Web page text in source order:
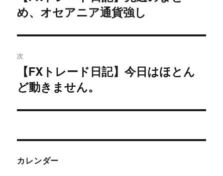
ナ
ビ
ゲ
ー
シ
ン
去
投
稿:
め、オセアニア通貨強し
次
の
稿:
【FXトレード日記】今日はほとん
ど動きません。
カレンダー